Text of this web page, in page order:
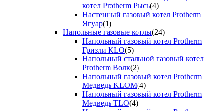
котел Protherm Рысь(4)
Настенный газовый котел Protherm
Ягуар(1)
Напольные газовые котлы(24)
Напольный газовый котел Protherm
Гризли KLO(5)
Напольный стальной газовый котел
Protherm Волк(2)
Напольный газовый котел Protherm
Медведь KLOM(4)
Напольный газовый котел Protherm
Медведь TLO(4)